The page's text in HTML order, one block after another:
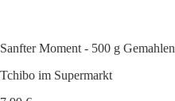
Sanfter Moment - 500 g Gemahlen
Tchibo im Supermarkt